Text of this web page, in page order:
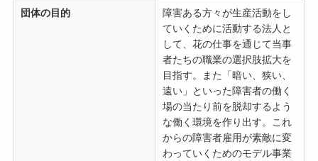
団体の目的
障害ある方々が生産活動をし
ていくために活動する法人と
して、花の仕事を通じて当事
者たちの職業の選択肢拡大を
目指す。また「暗い、狭い、
遠い」といった障害者の働く
場の当たり前を脱却するよう
な働く環境を作り出す。これ
からの障害者雇用が素敵に変
わっていくためのモデル事業